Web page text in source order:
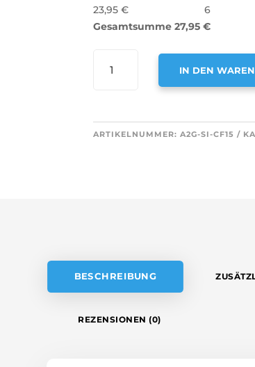
23,95€ 6
Gesamtsumme 27,95€
AKTIVKOHLEFILTER
703134
/
IN DEN
T
:
ARTIKELNUMMER:A2G-SI-CF15
BESCHREIBUNG
REZENSIONEN (0)